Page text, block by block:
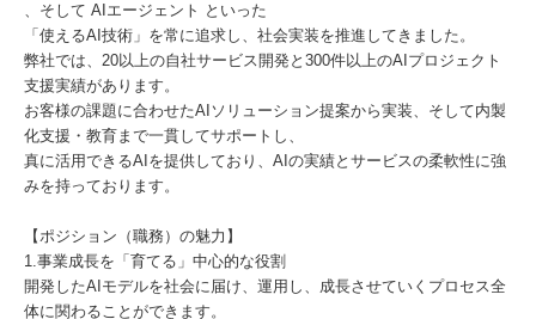
、そして AIエージェント といった
「使えるAI技術」を常に追求し、社会実装を推進してきました。
弊社では、20以上の自社サービス開発と300件以上のAIプロジェクト
支援実績があります。
お客様の課題に合わせたAIソリューション提案から実装、そして内製
化支援・教育まで一貫してサポートし、
真に活用できるAIを提供しており、AIの実績とサービスの柔軟性に強
みを持っております。
【ポジション（職務）の魅力】
1.事業成長を「育てる」中心的な役割
開発したAIモデルを社会に届け、運用し、成長させていくプロセス全
体に関わることができます。